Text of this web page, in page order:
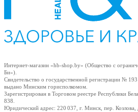
Интернет-магазин «hb-shop.by» (Общество с
Би»).
Свидетельство о государственной регистрации №
выдано Минским горисполкомом.
Зарегистрирован в Торговом реестре Республики
838.
Юридический адрес: 220 037, г. Минск, пер. Козлова,